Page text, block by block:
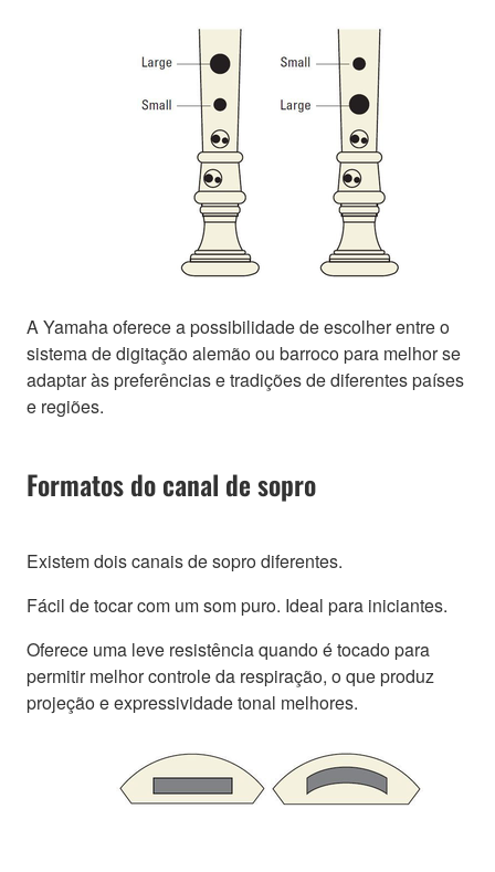
A Yamaha oferece a possibilidade de escolher entre o
sistema de digitação alemão ou barroco para melhor se
adaptar às preferências e tradições de diferentes países
e regiões.
Formatos do canal de sopro
Existem dois canais de sopro diferentes.
Fácil de tocar com um som puro. Ideal para iniciantes.
Oferece uma leve resistência quando é tocado para
permitir melhor controle da respiração, o que produz
projeção e expressividade tonal melhores.